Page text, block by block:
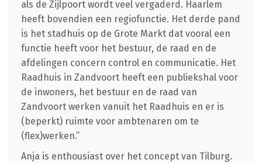
als de Zijlpoort wordt veel vergaderd. Haarlem
heeft bovendien een regiofunctie. Het derde pand
is het stadhuis op de Grote Markt dat vooral een
functie heeft voor het bestuur, de raad en de
afdelingen concern control en communicatie. Het
Raadhuis in Zandvoort heeft een publiekshal voor
de inwoners, het bestuur en de raad van
Zandvoort werken vanuit het Raadhuis en er is
(beperkt) ruimte voor ambtenaren om te
(flex)werken.”
Anja is enthousiast over het concept van Tilburg.